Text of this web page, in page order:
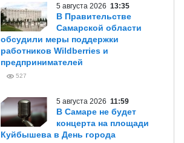
5 августа 2026 13:35
В Правительстве
Самарской области
обсудили меры поддержки
работников Wildberries и
предпринимателей
527
5 августа 2026 11:59
В Самаре не будет
концерта на площади
Куйбышева в День города